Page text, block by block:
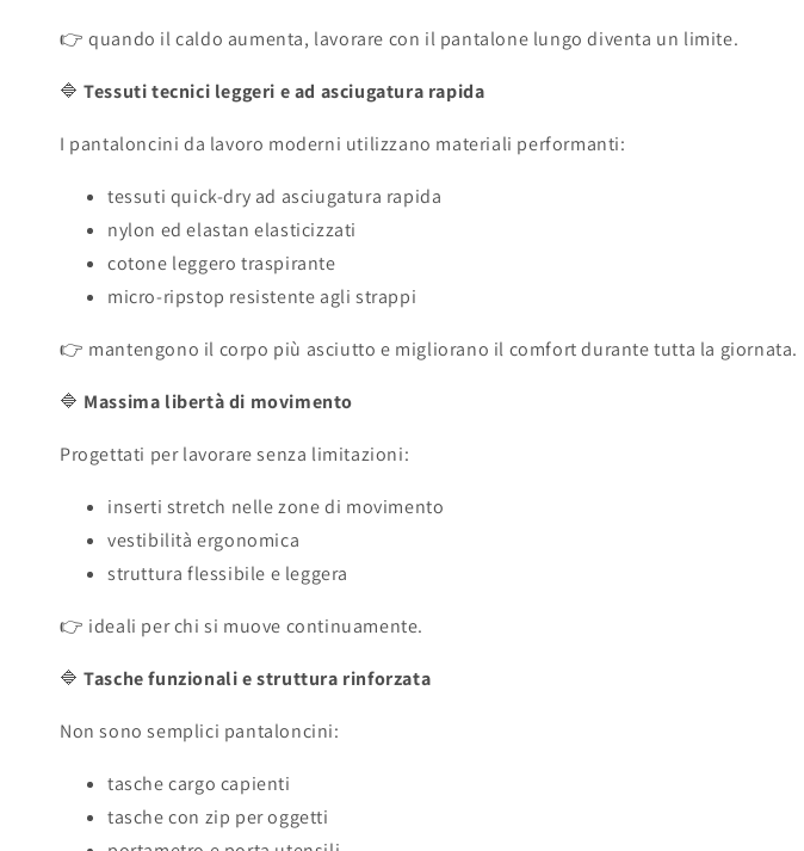
👉 quando il caldo aumenta, lavorare con il pantalone lungo diventa un limite.
🔷Tessuti tecnici leggeri e ad asciugatura rapida
I pantaloncini da lavoro moderni utilizzano materiali performanti:
tessuti quick-dry ad asciugatura rapida
nylon ed elastan elasticizzati
cotone leggero traspirante
micro-ripstop resistente agli strappi
👉 mantengono il corpo più asciutto e migliorano il comfort durante tutta la giornata.
🔷 Massima libertà di movimento
Progettati per lavorare senza limitazioni:
inserti stretch nelle zone di movimento
vestibilità ergonomica
struttura flessibile e leggera
👉 ideali per chi si muove continuamente.
🔷Tasche funzionali e struttura rinforzata
Non sono semplici pantaloncini:
tasche cargo capienti
tasche con zip per oggetti